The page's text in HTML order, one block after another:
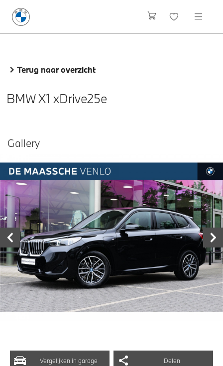
Terug naar overzicht
BMW X1 xDrive25e
Vergelijken in garage Delen
Gallery